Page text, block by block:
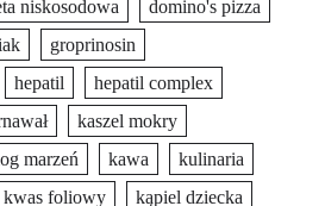
niskosodowa
domino's pizza
groprinosin
hepatil
hepatil complex
kaszel mokry
marzeń kawa
kulinaria
kwas foliowy kąpiel dziecka